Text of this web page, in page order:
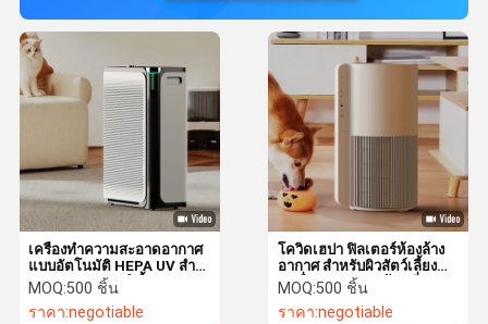
โควิดเฮปา ฟิลเตอร์ห้องล้าง
อากาศ สําหรับผิวสัตว์เลี้ยง
สดชื่น สภาพแวดล้อมที่
สุขภาพดี
MOQ:500 ชิ้น
ราคา:negotiable
เครื่องทําความสะอาดอากาศ
แบบอัตโนมัติ HEPA UV สําห
รับครอบครัวสัตว์เลี้ยง
520m3/h
MOQ:500 ชิ้น
ราคา:negotiable